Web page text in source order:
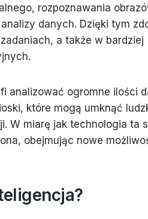
rozpoznawania
danych. Dzięki tym
a także w bardziej
analizować ogromne ilości
które mogą umknąć
W miarę jak technologia ta
obejmując nowe